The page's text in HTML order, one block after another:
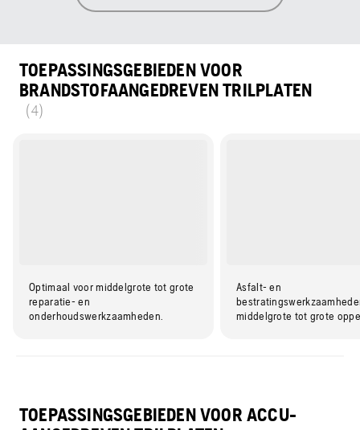
TOEPASSINGSGEBIEDEN VOOR
BRANDSTOFAANGEDREVEN TRILPLATEN
(4)
Optimaal voor middelgrote tot grote
reparatie- en
onderhoudswerkzaamheden.
Asfalt- en
middelgrote tot grote
TOEPASSINGSGEBIEDEN VOOR ACCU-